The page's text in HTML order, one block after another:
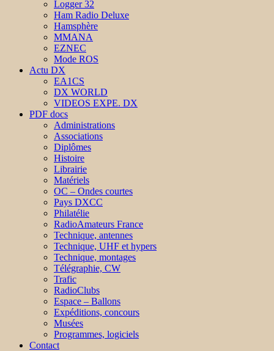
Logger 32
Ham Radio Deluxe
Hamsphère
MMANA
EZNEC
Mode ROS
Actu DX
EA1CS
DX WORLD
VIDEOS EXPE. DX
PDF docs
Administrations
Associations
Diplômes
Histoire
Librairie
Matériels
OC – Ondes courtes
Pays DXCC
Philatélie
RadioAmateurs France
Technique, antennes
Technique, UHF et hypers
Technique, montages
Télégraphie, CW
Trafic
RadioClubs
Espace – Ballons
Expéditions, concours
Musées
Programmes, logiciels
Contact